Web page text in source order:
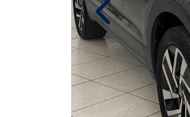
Previous